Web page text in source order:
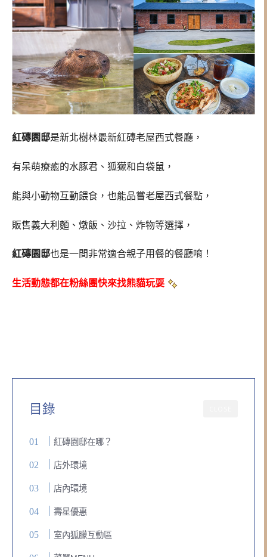
紅磚園邸是新北樹林最新紅磚老屋西式餐廳，
有呆萌療癒的水豚君、狐獴和白袋鼠，
能與小動物互動餵食，也能品嘗老屋西式餐點，
販售義大利麵、燉飯、沙拉、炸物等選擇，
紅磚園邸也是一間非常適合親子用餐的餐廳唷！
生活動態都在粉絲團快來找熊貓玩耍
目錄
紅磚園邸在哪？
店外環境
店內環境
壽星優惠
室內狐朦互動區